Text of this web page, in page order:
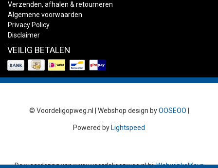
Verzenden, afhalen & retourneren
Algemene voorwaarden
Privacy Policy
Disclaimer
VEILIG BETALEN
© Voordeligopweg.nl | Webshop design byOOSEOO
Powered by Lightspeed
De waardering vanwww.voordeligopweg.nlbijWebwinkelKeur